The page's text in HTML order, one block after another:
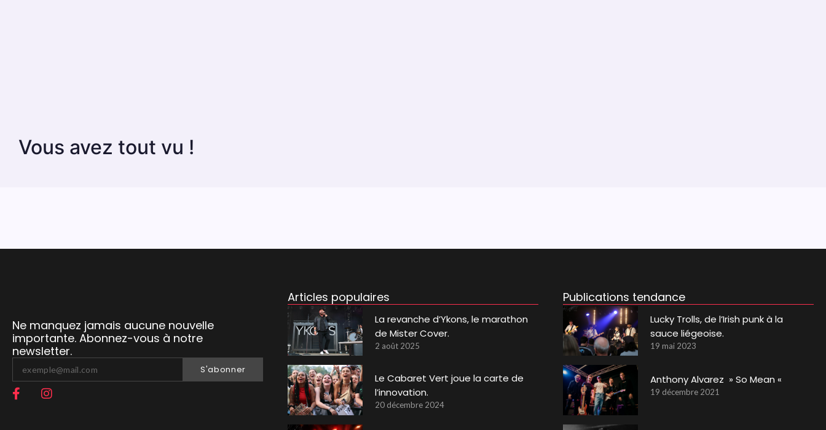
Vous avez tout vu !
Ne manquez jamais aucune nouvelle
importante. Abonnez-vous à notre
newsletter.
S'abonner
Articles populaires
La revanche d’Ykons, le marathon
de Mister Cover.
2 août 2025
Le Cabaret Vert joue la carte de
l’innovation.
20 décembre 2024
Publications tendance
Lucky Trolls, de l’Irish punk à la
sauce liégeoise.
19 mai 2023
Anthony Alvarez » So Mean «
19 décembre 2021